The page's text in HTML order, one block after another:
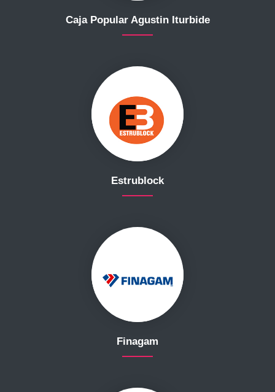
Caja Popular Agustin Iturbide
Estrublock
Finagam